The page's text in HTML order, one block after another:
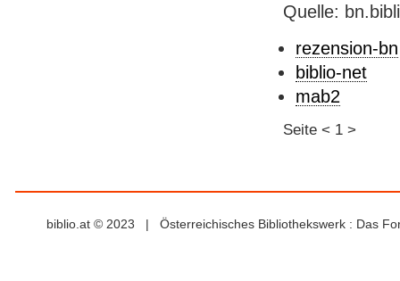
Quelle:
rezension-bn
biblio-net
mab2
Seite < 1 >
biblio.at © 2023 | Österreichisches Bibliothekswerk : Das